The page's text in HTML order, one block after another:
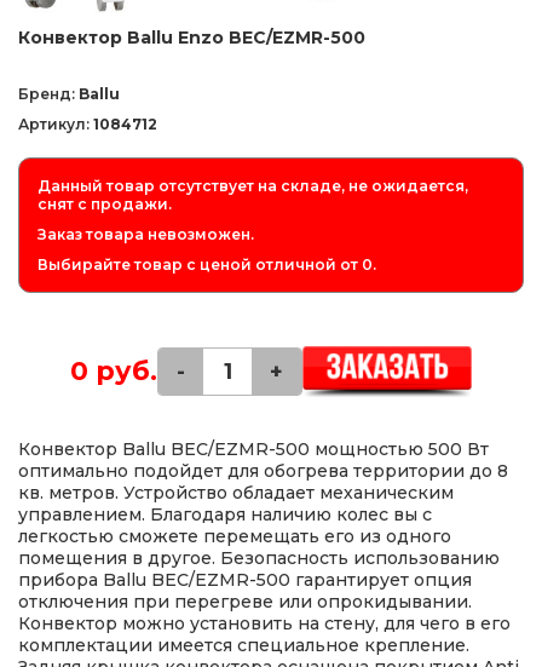
Конвектор Ballu Enzo BEC/EZMR-500
Бренд: Ballu
Артикул: 1084712
Данный товар отсутствует на складе, не ожидается,
снят с продажи.
Заказ товара невозможен.
Выбирайте товар с ценой отличной от 0.
0 руб. - +
Конвектор Ballu BEC/EZMR-500 мощностью 500 Вт
оптимально подойдет для обогрева территории до 8
кв. метров. Устройство обладает механическим
управлением. Благодаря наличию колес вы с
легкостью сможете перемещать его из одного
помещения в другое. Безопасность использованию
прибора Ballu BEC/EZMR-500 гарантирует опция
отключения при перегреве или опрокидывании.
Конвектор можно установить на стену, для чего в его
комплектации имеется специальное крепление.